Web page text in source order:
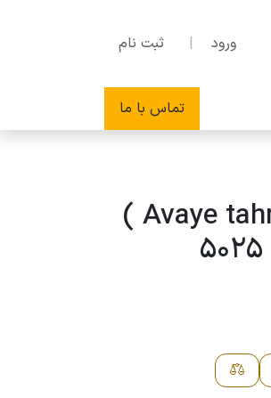
ورود | ثبت نام
تماس با ما
کیف پول آوای تحریر ( Avaye tahrir )